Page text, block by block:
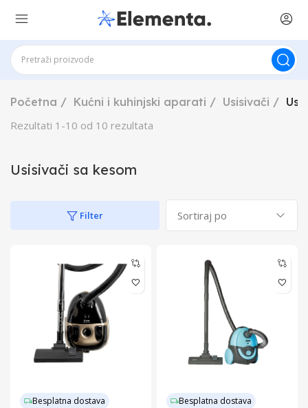
Početna Kućni i kuhinjski aparati Usisivači
Rezultati 1 -10 od 10 rezultata
Usisivači sa kesom
Filter
Besplatna dostava Besplatna dostava